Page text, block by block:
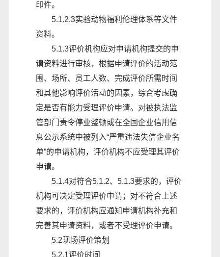
印件。
5.1.2.3实验动物福利伦理体系等文件
资料。
5.1.3评价机构应对申请机构提交的申
请资料进行审核，根据申请评价的活动范
围、场所、员工人数、完成评价所需时间
和其他影响评价活动的因素，综合考虑确
定是否有能力受理评价申请。对被执法监
管部门责令停业整顿或在全国企业信用信
息公示系统中被列入“严重违法失信企业名
单”的申请机构，评价机构不应受理其评价
申请。
5.1.4对符合5.1.2、5.1.3要求的，评价
机构可决定受理评价申请；对不符合上述
要求的，评价机构应通知申请机构补充和
完善其申请资料，或者不受理评价申请。
5.2现场评价策划
5.2.1评价时间